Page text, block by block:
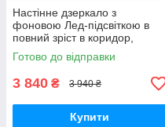
Настінне дзеркало з
фоновою Лед-підсвіткою в
повний зріст в коридор,
спальню, вітальню Avrora
2203L 50х160 см рама МДФ,
Готово до відправки
3 840 ₴ 3 940 ₴
Купити